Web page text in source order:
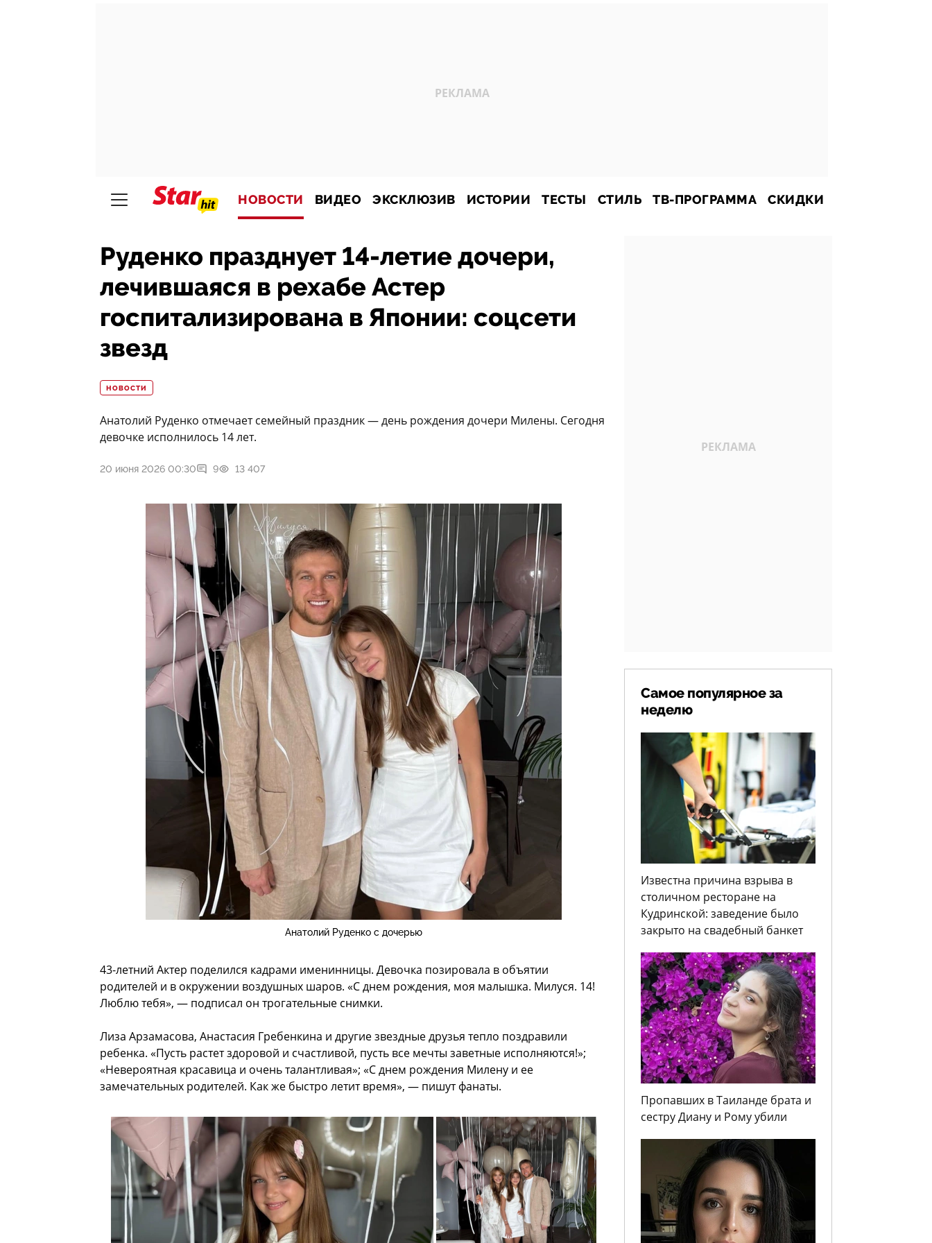
НОВОСТИ ВИДЕО ЭКСКЛЮЗИВ ИСТОРИИ ТЕСТЫ СТИЛЬ ТВ-ПРОГРАММА СКИДКИ
Руденко празднует 14-летие дочери,
лечившаяся в рехабе Астер
госпитализирована в Японии: соцсети
звезд
НОВОСТИ
Анатолий Руденко отмечает семейный праздник — день рождения дочери Милены. Сегодня
девочке исполнилось 14 лет.
20 июня 2026 00:30 9 13 407
Анатолий Руденко с дочерью
43-летний Актер поделился кадрами именинницы. Девочка позировала в объятии
родителей и в окружении воздушных шаров. «С днем рождения, моя малышка. Милуся. 14!
Люблю тебя», — подписал он трогательные снимки.
Лиза Арзамасова, Анастасия Гребенкина и другие звездные друзья тепло поздравили
ребенка. «Пусть растет здоровой и счастливой, пусть все мечты заветные исполняются!»;
«Невероятная красавица и очень талантливая»; «С днем рождения Милену и ее
замечательных родителей. Как же быстро летит время», — пишут фанаты.
Самое популярное за
неделю
Известна причина взрыва в
столичном ресторане на
Кудринской: заведение было
закрыто на свадебный банкет
Пропавших в Таиланде брата и
сестру Диану и Рому убили